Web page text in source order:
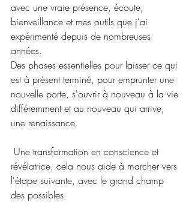
avec une vraie présence, écoute,
bienveillance et mes outils que j'ai
expérimenté depuis de nombreuses
années.
Des phases essentielles pour laisser ce qui
est à présent terminé, pour emprunter une
nouvelle porte, s'ouvrir à nouveau à la vie
différemment et au nouveau qui arrive,
une renaissance.
Une transformation en conscience et
révélatrice, cela nous aide à marcher vers
l'étape suivante, avec le grand champ
des possibles.